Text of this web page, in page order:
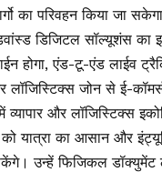
का परिवहन किया जा
डिजिटल सॉल्यूशंस का
होगा, एंड-टू-एंड लाईव
लॉजिस्टिक्स जोन से ई-
व्यापार और लॉजिस्टिक्स
को यात्रा का आसान और
उन्हें फिजिकल